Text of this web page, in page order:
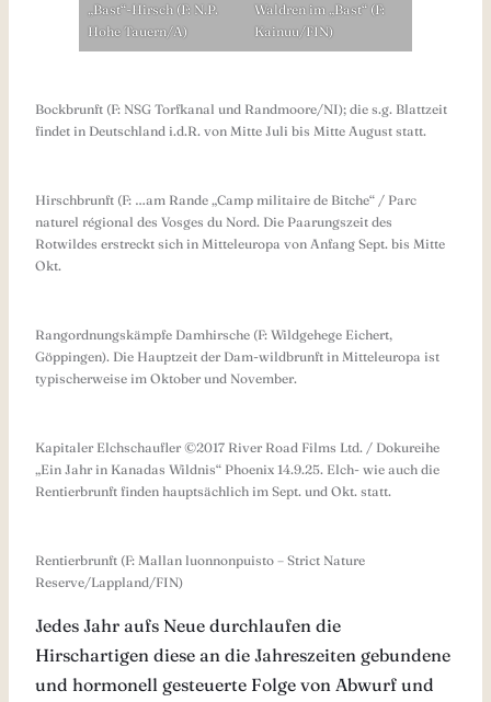
„Bast“-Hirsch (F: N.P.
Hohe Tauern/A)
Waldren im „Bast“ (F:
Kainuu/FIN)
Bockbrunft (F: NSG Torfkanal und Randmoore/NI); die s.g. Blattzeit
findet in Deutschland i.d.R. von Mitte Juli bis Mitte August statt.
Hirschbrunft (F: …am Rande „Camp militaire de Bitche“ / Parc
naturel régional des Vosges du Nord. Die Paarungszeit des
Rotwildes erstreckt sich in Mitteleuropa von Anfang Sept. bis Mitte
Okt.
Rangordnungskämpfe Damhirsche (F: Wildgehege Eichert,
Göppingen). Die Hauptzeit der Dam-wildbrunft in Mitteleuropa ist
typischerweise im Oktober und November.
Kapitaler Elchschaufler ©2017 River Road Films Ltd. / Dokureihe
„Ein Jahr in Kanadas Wildnis“ Phoenix 14.9.25. Elch- wie auch die
Rentierbrunft finden hauptsächlich im Sept. und Okt. statt.
Rentierbrunft (F: Mallan luonnonpuisto – Strict Nature
Reserve/Lappland/FIN)
Jedes Jahr aufs Neue durchlaufen die
Hirschartigen diese an die Jahreszeiten gebundene
und hormonell gesteuerte Folge von Abwurf und